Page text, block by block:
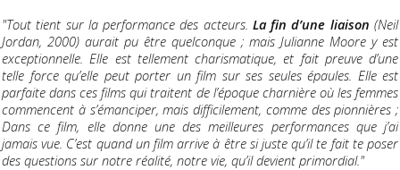
"Tout tient sur la performance des acteurs. La fin d’une liaison (Neil
Jordan, 2000) aurait pu être quelconque ; mais Julianne Moore y est
exceptionnelle. Elle est tellement charismatique, et fait preuve d’une
telle force qu’elle peut porter un film sur ses seules épaules. Elle est
parfaite dans ces films qui traitent de l’époque charnière où les femmes
commencent à s’émanciper, mais difficilement, comme des pionnières ;
Dans ce film, elle donne une des meilleures performances que j’ai
jamais vue. C’est quand un film arrive à être si juste qu’il te fait te poser
des questions sur notre réalité, notre vie, qu’il devient primordial."